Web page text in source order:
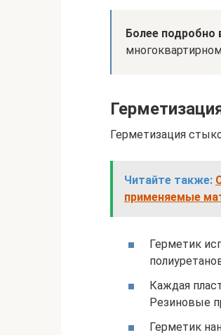
Более подробно
Герметизация
Читайте также:
применяемые
Герметик
Каждая
Резиновые
Герметик